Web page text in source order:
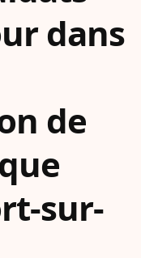
dans
de
sur-